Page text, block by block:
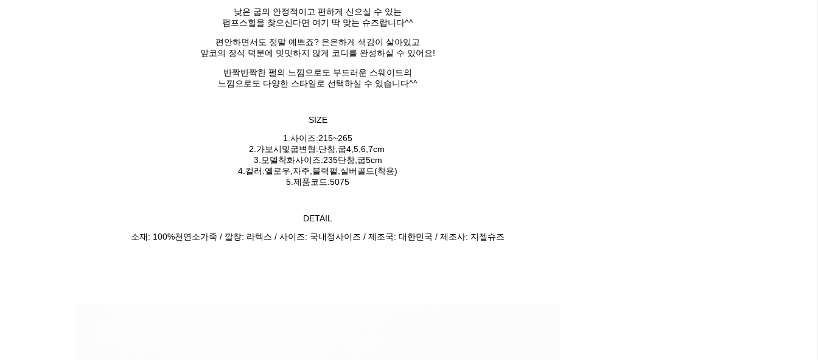
낮은 굽의 안정적이고 편하게 신으실 수 있는
펌프스힐을 찾으신다면 여기 딱 맞는 슈즈랍니다^^
편안하면서도 정말 예쁘죠? 은은하게 색감이 살아있고
앞코의 장식 덕분에 밋밋하지 않게 코디를 완성하실 수 있어요!
반짝반짝한 펄의 느낌으로도 부드러운 스웨이드의
느낌으로도 다양한 스타일로 선택하실 수 있습니다^^
SIZE
1.사이즈:215~265
2.가보시및굽변형:단창,굽4,5,6,7cm
3.모델착화사이즈:235단창,굽5cm
4.컬러:옐로우,자주,블랙펄,실버골드(착용)
5.제품코드:5075
DETAIL
소재: 100%천연소가죽 / 깔창: 라텍스 / 사이즈: 국내정사이즈 / 제조국: 대한민국 / 제조사: 지젤슈즈